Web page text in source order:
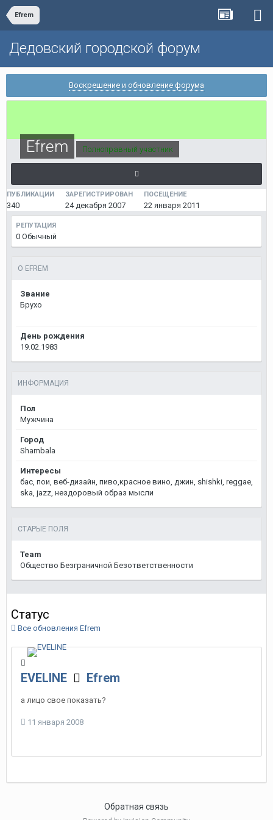
Efrem
Дедовский городской форум
Воскрешение и обновление форума
Efrem Полноправный участник
ПУБЛИКАЦИИ
340
ЗАРЕГИСТРИРОВАН
24 декабря 2007
ПОСЕЩЕНИЕ
22 января 2011
РЕПУТАЦИЯ
0 Обычный
О EFREM
Звание
Брухо
День рождения
19.02.1983
ИНФОРМАЦИЯ
Пол
Мужчина
Город
Shambala
Интересы
бас, пои, веб-дизайн, пиво,красное вино, джин, shishki, reggae,
ska, jazz, нездоровый образ мысли
СТАРЫЕ ПОЛЯ
Team
Общество Безграничной Безответственности
Статус
Все обновления Efrem
EVELINE Efrem
а лицо свое показать?
11 января 2008
Обратная связь